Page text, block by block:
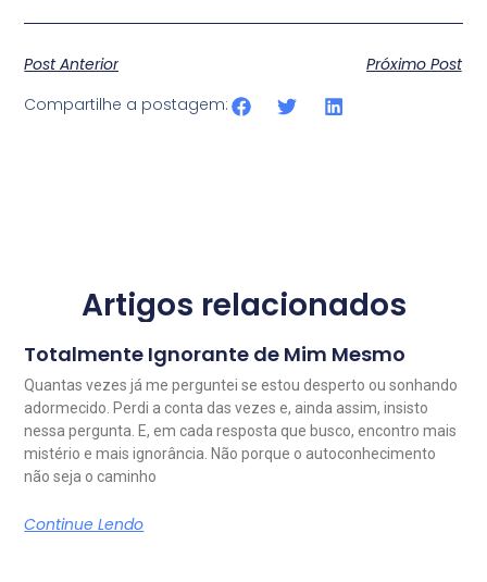
Post Anterior
Próximo Post
Compartilhe a postagem:
Artigos relacionados
Totalmente Ignorante de Mim Mesmo
Quantas vezes já me perguntei se estou desperto ou sonhando
adormecido. Perdi a conta das vezes e, ainda assim, insisto
nessa pergunta. E, em cada resposta que busco, encontro mais
mistério e mais ignorância. Não porque o autoconhecimento
não seja o caminho
Continue Lendo